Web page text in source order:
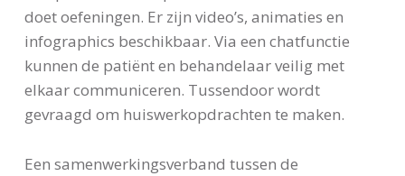
doet oefeningen. Er zijn video’s, animaties en
infographics beschikbaar. Via een chatfunctie
kunnen de patiënt en behandelaar veilig met
elkaar communiceren. Tussendoor wordt
gevraagd om huiswerkopdrachten te maken.
Een samenwerkingsverband tussen de